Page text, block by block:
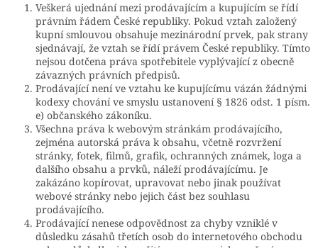
Veškerá ujednání mezi prodávajícím a kupujícím se řídí
právním řádem České republiky. Pokud vztah založený
kupní smlouvou obsahuje mezinárodní prvek, pak strany
sjednávají, že vztah se řídí právem České republiky. Tímto
nejsou dotčena práva spotřebitele vyplývající z obecně
závazných právních předpisů.
Prodávající není ve vztahu ke kupujícímu vázán žádnými
kodexy chování ve smyslu ustanovení § 1826 odst. 1 písm.
e) občanského zákoníku.
Všechna práva k webovým stránkám prodávajícího,
zejména autorská práva k obsahu, včetně rozvržení
stránky, fotek, filmů, grafik, ochranných známek, loga a
dalšího obsahu a prvků, náleží prodávajícímu. Je
zakázáno kopírovat, upravovat nebo jinak používat
webové stránky nebo jejich část bez souhlasu
prodávajícího.
Prodávající nenese odpovědnost za chyby vzniklé v
důsledku zásahů třetích osob do internetového obchodu